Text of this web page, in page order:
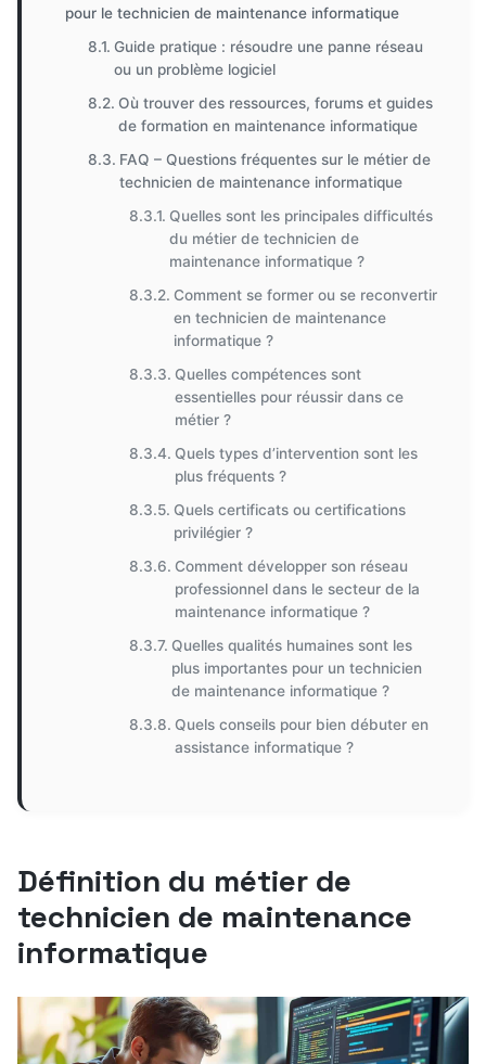
pour le technicien de maintenance informatique
Guide pratique : résoudre une panne réseau
ou un problème logiciel
Où trouver des ressources, forums et guides
de formation en maintenance informatique
FAQ – Questions fréquentes sur le métier de
technicien de maintenance informatique
Quelles sont les principales difficultés
du métier de technicien de
maintenance informatique ?
Comment se former ou se reconvertir
en technicien de maintenance
informatique ?
Quelles compétences sont
essentielles pour réussir dans ce
métier ?
Quels types d’intervention sont les
plus fréquents ?
Quels certificats ou certifications
privilégier ?
Comment développer son réseau
professionnel dans le secteur de la
maintenance informatique ?
Quelles qualités humaines sont les
plus importantes pour un technicien
de maintenance informatique ?
Quels conseils pour bien débuter en
assistance informatique ?
Définition du métier de
technicien de maintenance
informatique